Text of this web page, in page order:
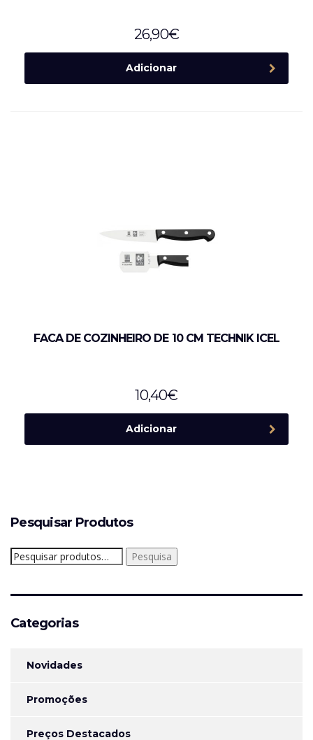
26,90€
Adicionar
FACA DE COZINHEIRO DE 10 CM TECHNIK ICEL
10,40€
Adicionar
Pesquisar Produtos
Pesquisar
por:
Pesquisa
Categorias
Novidades
Promoções
Preços Destacados